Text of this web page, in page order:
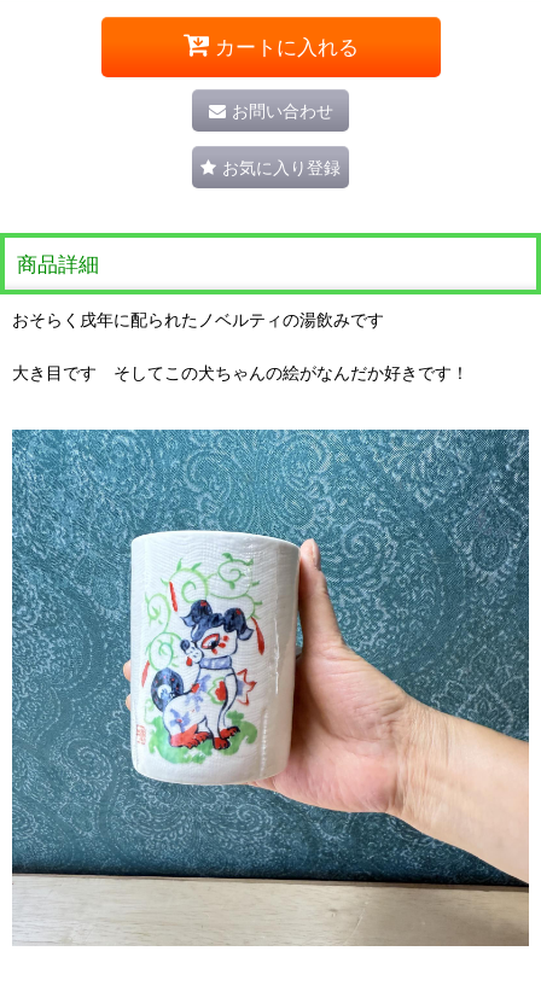
カートに入れる
お問い合わせ
お気に入り登録
商品詳細
おそらく戌年に配られたノベルティの湯飲みです
大き目です そしてこの犬ちゃんの絵がなんだか好きです！